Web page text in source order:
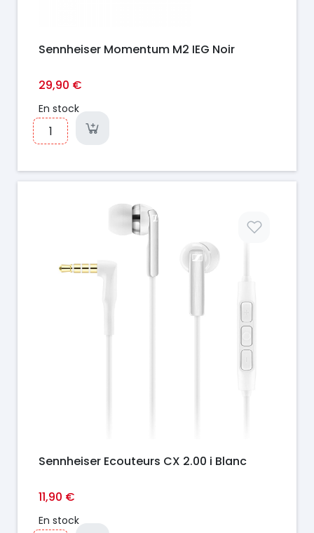
Sennheiser Momentum M2 IEG Noir
29,90 €
En stock
Sennheiser Ecouteurs CX 2.00 i Blanc
11,90 €
En stock